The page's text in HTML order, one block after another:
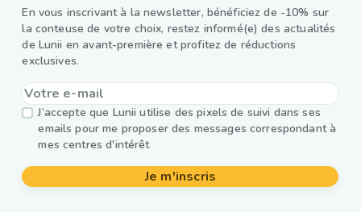
En vous inscrivant à la newsletter, bénéficiez de -10% sur
la conteuse de votre choix, restez informé(e) des actualités
de Lunii en avant-première et profitez de réductions
exclusives.
J’accepte que Lunii utilise des pixels de suivi dans ses
emails pour me proposer des messages correspondant à
mes centres d'intérêt
Je m'inscris